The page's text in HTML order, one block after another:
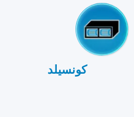
كونسيلد